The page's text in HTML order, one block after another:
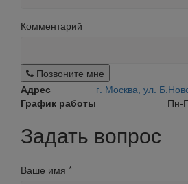
Комментарий
Позвоните мне
Адрес
г. Москва, ул.
График работы
Пн-
Задать вопрос
Ваше имя *